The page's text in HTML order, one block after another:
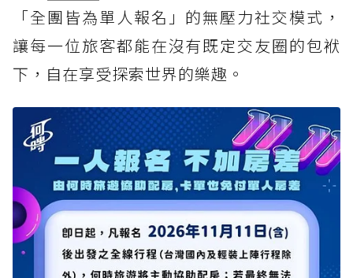
「全團皆為單人報名」的無壓力社交模式，
讓每一位旅客都能在沒有既定交友圈的包袱
下，自在享受探索世界的樂趣。